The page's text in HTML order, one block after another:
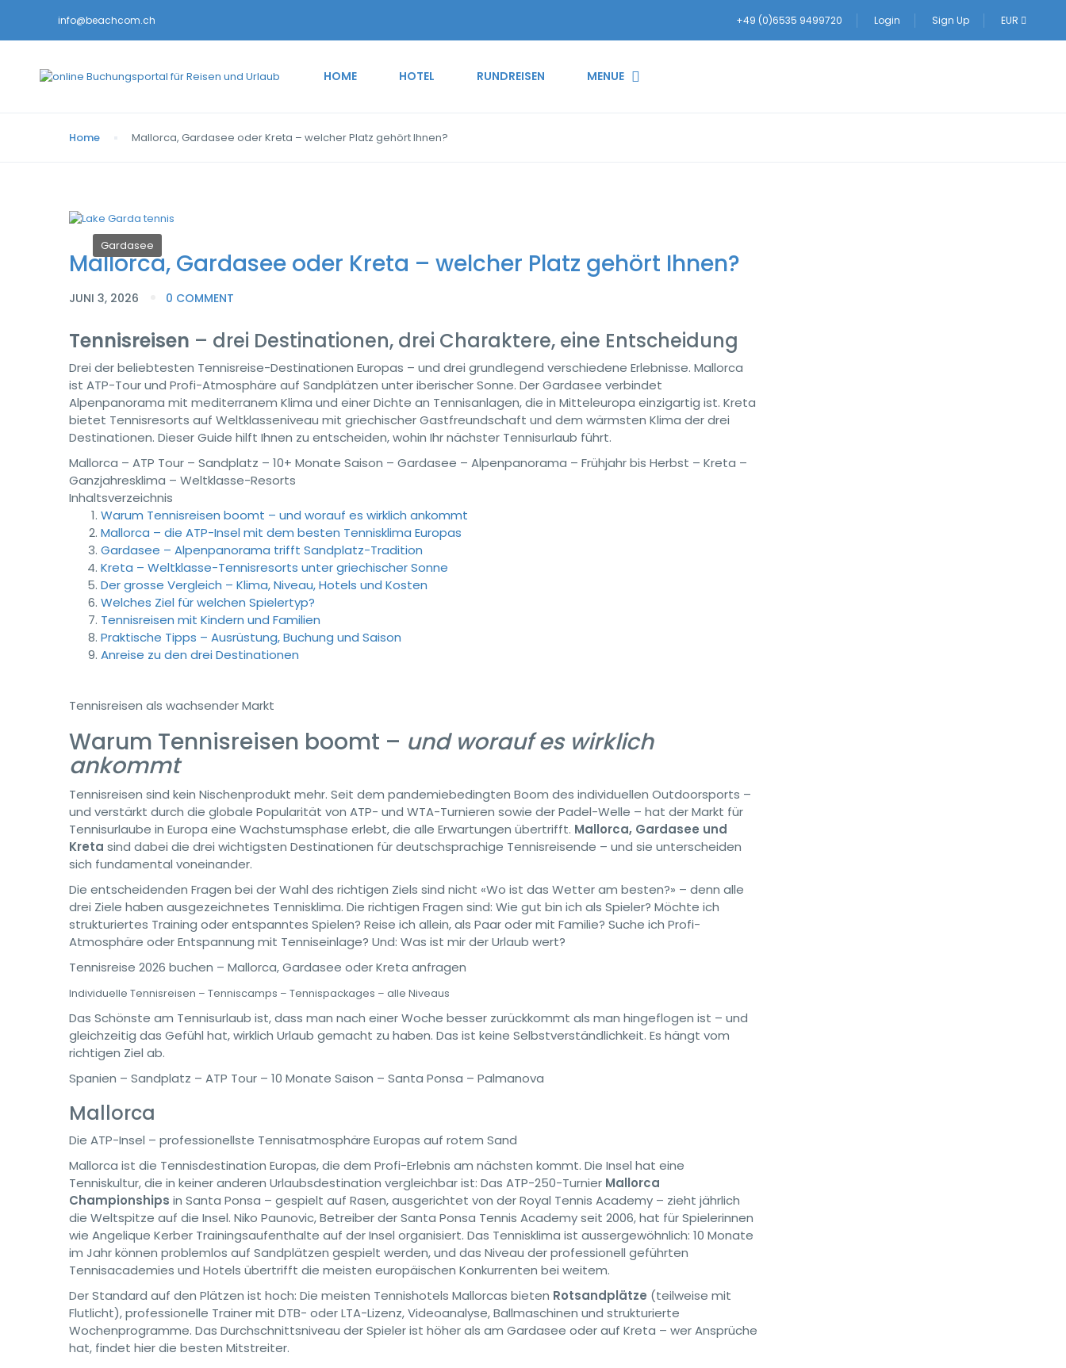
info@beachcom.ch +49 (0)6535 9499720 Login Sign Up EUR
HOME HOTEL RUNDREISEN MENUE
Home Mallorca, Gardasee oder Kreta – welcher Platz gehört Ihnen?
Gardasee
Mallorca, Gardasee oder Kreta – welcher Platz gehört Ihnen?
JUNI 3, 2026 0 COMMENT
Tennisreisen – drei Destinationen, drei Charaktere, eine Entscheidung
Drei der beliebtesten Tennisreise-Destinationen Europas – und drei grundlegend verschiedene Erlebnisse. Mallorca
ist ATP-Tour und Profi-Atmosphäre auf Sandplätzen unter iberischer Sonne. Der Gardasee verbindet
Alpenpanorama mit mediterranem Klima und einer Dichte an Tennisanlagen, die in Mitteleuropa einzigartig ist. Kreta
bietet Tennisresorts auf Weltklasseniveau mit griechischer Gastfreundschaft und dem wärmsten Klima der drei
Destinationen. Dieser Guide hilft Ihnen zu entscheiden, wohin Ihr nächster Tennisurlaub führt.
Mallorca – ATP Tour – Sandplatz – 10+ Monate Saison – Gardasee – Alpenpanorama – Frühjahr bis Herbst – Kreta –
Ganzjahresklima – Weltklasse-Resorts
Inhaltsverzeichnis
Warum Tennisreisen boomt – und worauf es wirklich ankommt
Mallorca – die ATP-Insel mit dem besten Tennisklima Europas
Gardasee – Alpenpanorama trifft Sandplatz-Tradition
Kreta – Weltklasse-Tennisresorts unter griechischer Sonne
Der grosse Vergleich – Klima, Niveau, Hotels und Kosten
Welches Ziel für welchen Spielertyp?
Tennisreisen mit Kindern und Familien
Praktische Tipps – Ausrüstung, Buchung und Saison
Anreise zu den drei Destinationen
Tennisreisen als wachsender Markt
Warum Tennisreisen boomt – und worauf es wirklich
ankommt
Tennisreisen sind kein Nischenprodukt mehr. Seit dem pandemiebedingten Boom des individuellen Outdoorsports –
und verstärkt durch die globale Popularität von ATP- und WTA-Turnieren sowie der Padel-Welle – hat der Markt für
Tennisurlaube in Europa eine Wachstumsphase erlebt, die alle Erwartungen übertrifft. Mallorca, Gardasee und
Kreta sind dabei die drei wichtigsten Destinationen für deutschsprachige Tennisreisende – und sie unterscheiden
sich fundamental voneinander.
Die entscheidenden Fragen bei der Wahl des richtigen Ziels sind nicht «Wo ist das Wetter am besten?» – denn alle
drei Ziele haben ausgezeichnetes Tennisklima. Die richtigen Fragen sind: Wie gut bin ich als Spieler? Möchte ich
strukturiertes Training oder entspanntes Spielen? Reise ich allein, als Paar oder mit Familie? Suche ich Profi-
Atmosphäre oder Entspannung mit Tenniseinlage? Und: Was ist mir der Urlaub wert?
Tennisreise 2026 buchen – Mallorca, Gardasee oder Kreta anfragen
Individuelle Tennisreisen – Tenniscamps – Tennispackages – alle Niveaus
Das Schönste am Tennisurlaub ist, dass man nach einer Woche besser zurückkommt als man hingeflogen ist – und
gleichzeitig das Gefühl hat, wirklich Urlaub gemacht zu haben. Das ist keine Selbstverständlichkeit. Es hängt vom
richtigen Ziel ab.
Spanien – Sandplatz – ATP Tour – 10 Monate Saison – Santa Ponsa – Palmanova
Mallorca
Die ATP-Insel – professionellste Tennisatmosphäre Europas auf rotem Sand
Mallorca ist die Tennisdestination Europas, die dem Profi-Erlebnis am nächsten kommt. Die Insel hat eine
Tenniskultur, die in keiner anderen Urlaubsdestination vergleichbar ist: Das ATP-250-Turnier Mallorca
Championships in Santa Ponsa – gespielt auf Rasen, ausgerichtet von der Royal Tennis Academy – zieht jährlich
die Weltspitze auf die Insel. Niko Paunovic, Betreiber der Santa Ponsa Tennis Academy seit 2006, hat für Spielerinnen
wie Angelique Kerber Trainingsaufenthalte auf der Insel organisiert. Das Tennisklima ist aussergewöhnlich: 10 Monate
im Jahr können problemlos auf Sandplätzen gespielt werden, und das Niveau der professionell geführten
Tennisacademies und Hotels übertrifft die meisten europäischen Konkurrenten bei weitem.
Der Standard auf den Plätzen ist hoch: Die meisten Tennishotels Mallorcas bieten Rotsandplätze (teilweise mit
Flutlicht), professionelle Trainer mit DTB- oder LTA-Lizenz, Videoanalyse, Ballmaschinen und strukturierte
Wochenprogramme. Das Durchschnittsniveau der Spieler ist höher als am Gardasee oder auf Kreta – wer Ansprüche
hat, findet hier die besten Mitstreiter.